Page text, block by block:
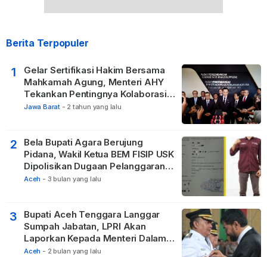
Berita Terpopuler
1
Gelar Sertifikasi Hakim Bersama
Mahkamah Agung, Menteri AHY
Tekankan Pentingnya Kolaborasi
untuk Hadirkan Keadilan bagi
Jawa Barat - 2 tahun yang lalu
2
Bela Bupati Agara Berujung
Pidana, Wakil Ketua BEM FISIP USK
Dipolisikan Dugaan Pelanggaran
Privasi dan UU ITE
Aceh - 3 bulan yang lalu
3
Bupati Aceh Tenggara Langgar
Sumpah Jabatan, LPRI Akan
Laporkan Kepada Menteri Dalam
Negeri
Aceh - 2 bulan yang lalu